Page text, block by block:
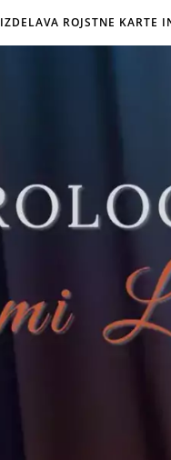
IZDELAVA ROJSTNE KARTE